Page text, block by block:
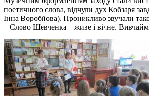
поетичного слова, відчули дух Кобзаря
Інна Воробйова). Проникливо звучали
– Слово Шевченка – живе і вічне.